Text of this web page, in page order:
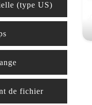
(type US)
de fichier